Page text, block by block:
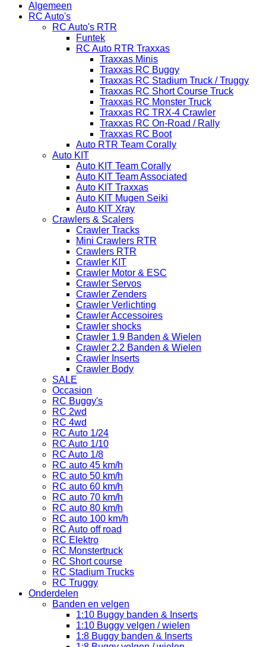
Algemeen
RC Auto's
RC Auto's RTR
Funtek
RC Auto RTR Traxxas
Traxxas Minis
Traxxas RC Buggy
Traxxas RC Stadium Truck / Truggy
Traxxas RC Short Course Truck
Traxxas RC Monster Truck
Traxxas RC TRX-4 Crawler
Traxxas RC On-Road / Rally
Traxxas RC Boot
Auto RTR Team Corally
Auto KIT
Auto KIT Team Corally
Auto KIT Team Associated
Auto KIT Traxxas
Auto KIT Mugen Seiki
Auto KIT Xray
Crawlers & Scalers
Crawler Tracks
Mini Crawlers RTR
Crawlers RTR
Crawler KIT
Crawler Motor & ESC
Crawler Servos
Crawler Zenders
Crawler Verlichting
Crawler Accessoires
Crawler shocks
Crawler 1.9 Banden & Wielen
Crawler 2.2 Banden & Wielen
Crawler Inserts
Crawler Body
SALE
Occasion
RC Buggy's
RC 2wd
RC 4wd
RC Auto 1/24
RC Auto 1/10
RC Auto 1/8
RC auto 45 km/h
RC auto 50 km/h
RC auto 60 km/h
RC auto 70 km/h
RC auto 80 km/h
RC auto 100 km/h
RC Auto off road
RC Elektro
RC Monstertruck
RC Short course
RC Stadium Trucks
RC Truggy
Onderdelen
Banden en velgen
1:10 Buggy banden & Inserts
1:10 Buggy velgen / wielen
1:8 Buggy banden & Inserts